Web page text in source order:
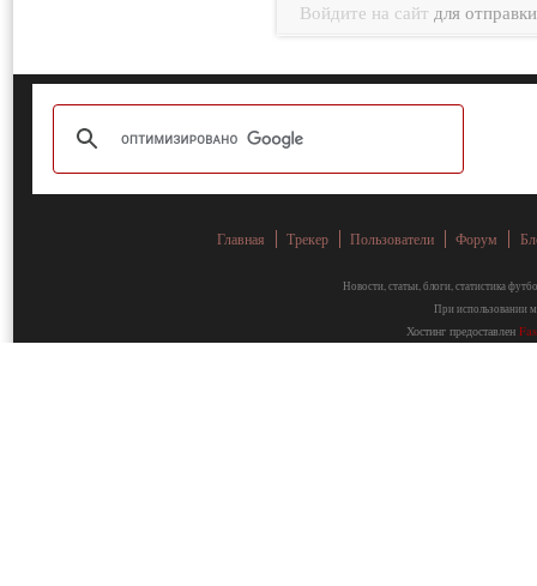
Войдите на сайт для
Главная Трекер Пользователи Форум
Новости, статьи, блоги, статистика
При использовании
Хостинг предоставлен